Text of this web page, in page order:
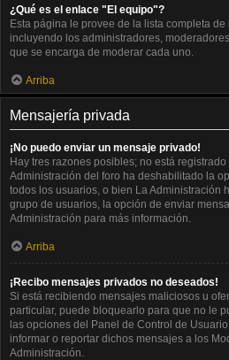
¿Qué es el enlace "El equipo"?
Esta página le provee de la lista completa de
incluyendo los administradores,
que se encarga de moderar cada uno.
Arriba
Mensajería privada
¡No puedo enviar un mensaje privado!
Hay tres razones posibles; no está
Administración del foro ha deshabilitado la
todos los usuarios, o bien La Administración
grupo de usuarios, la opción de enviar
Administración para más información.
Arriba
¡Recibo mensajes privados no deseados!
Si está recibiendo mensajes maliciosos u
particular, puede bloquearlo para que no le
las opciones del Panel de Control de
informar o reportar dichos mensajes a los
Administración.